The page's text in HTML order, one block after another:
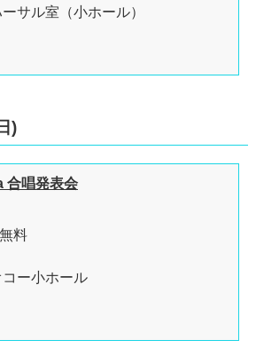
サル室（小ホール）
)
合唱発表会
料
ー小ホール